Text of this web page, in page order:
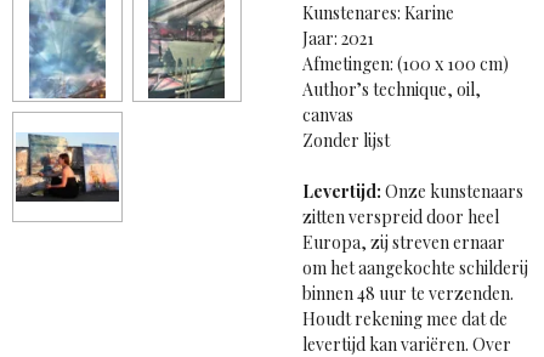
Kunstenares: Karine
Jaar: 2021
Afmetingen: (100 x 100 cm)
Author’s technique, oil,
canvas
Zonder lijst
Levertijd: Onze kunstenaars
zitten verspreid door heel
Europa, zij streven ernaar
om het aangekochte schilderij
binnen 48 uur te verzenden.
Houdt rekening mee dat de
levertijd kan variëren. Over